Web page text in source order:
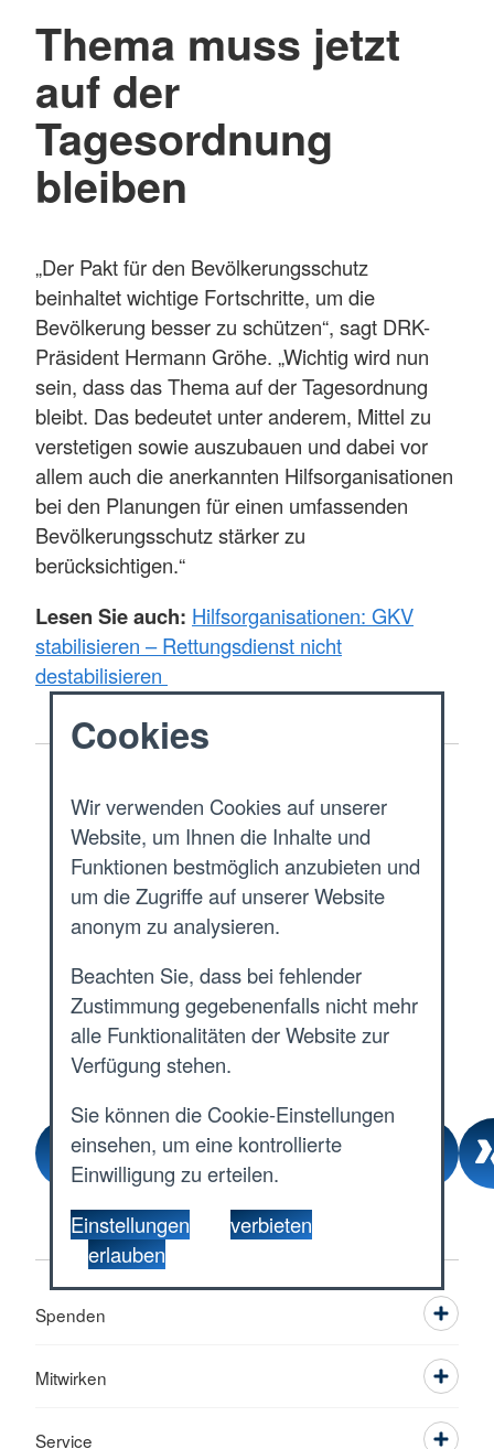
Thema muss jetzt
auf der
Tagesordnung
bleiben
„Der Pakt für den Bevölkerungsschutz
beinhaltet wichtige Fortschritte, um die
Bevölkerung besser zu schützen“, sagt DRK-
Präsident Hermann Gröhe. „Wichtig wird nun
sein, dass das Thema auf der Tagesordnung
bleibt. Das bedeutet unter anderem, Mittel zu
verstetigen sowie auszubauen und dabei vor
allem auch die anerkannten Hilfsorganisationen
bei den Planungen für einen umfassenden
Bevölkerungsschutz stärker zu
berücksichtigen.“
Lesen Sie auch: Hilfsorganisationen: GKV
stabilisieren – Rettungsdienst nicht
destabilisieren
Start
Aktuelles
Presse & Service
Pressemitteilungen
Pressemitteilungen
Spenden
Mitwirken
Service
Cookies
Wir verwenden Cookies auf unserer
Website, um Ihnen die Inhalte und
Funktionen bestmöglich anzubieten und
um die Zugriffe auf unserer Website
anonym zu analysieren.
Beachten Sie, dass bei fehlender
Zustimmung gegebenenfalls nicht mehr
alle Funktionalitäten der Website zur
Verfügung stehen.
Sie können die Cookie-Einstellungen
einsehen, um eine kontrollierte
Einwilligung zu erteilen.
Einstellungen
verbieten
erlauben